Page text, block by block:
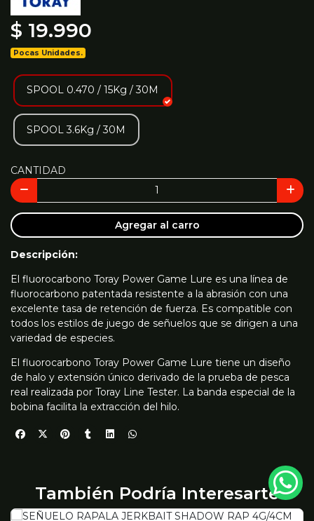
$ 19.990
Pocas Unidades.
SPOOL 0.470 / 15Kg / 30M
SPOOL 3.6Kg / 30M
CANTIDAD
Agregar al carro
Descripción:
El fluorocarbono Toray Power Game Lure es una línea de
fluorocarbono patentada resistente a la abrasión con una
excelente tasa de retención de fuerza. Es compatible con
todos los estilos de juego de señuelos que se dirigen a una
variedad de especies.
El fluorocarbono Toray Power Game Lure tiene un diseño
de halo y extensión único derivado de la prueba de pesca
real realizada por Toray Line Tester. La banda especial de la
bobina facilita la extracción del hilo.
También Podría Interesarte